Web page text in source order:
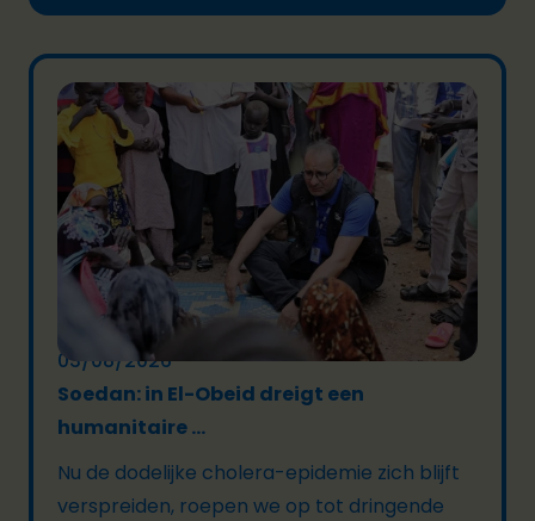
03/08/2026
Soedan: in El-Obeid dreigt een
humanitaire ...
Nu de dodelijke cholera-epidemie zich blijft
verspreiden, roepen we op tot dringende